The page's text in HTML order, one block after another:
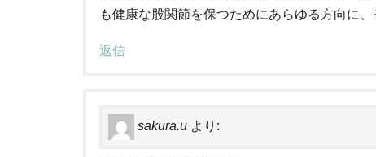
も健康な股関節を保つためにあらゆる方向に
返信
sakura.u より: